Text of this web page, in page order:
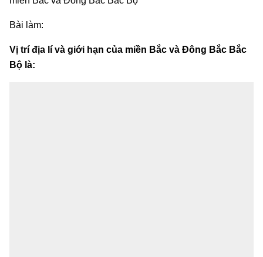
Bài làm:
Vị trí địa lí và giới hạn của miền Bắc và Đông Bắc Bắc
Bộ là: